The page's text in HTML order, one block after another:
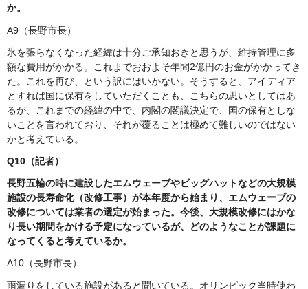
か。
A9（長野市長）
氷を張らなくなった経緯は十分ご承知おきと思うが、維持管理に多
額な費用がかかる。これまでおおよそ年間2億円のお金がかかってき
た。これを再び、という訳にはいかない。そうすると、アイディア
とすれば国に保有をしていただくことも、こちらの思いとしてはあ
るが、これまでの経緯の中で、内閣の閣議決定で、国の保有としな
いことを言われており、それが覆ることは極めて難しいのではない
かと考えている。
Q10（記者）
長野五輪の時に建設したエムウェーブやビッグハットなどの大規模
施設の長寿命化（改修工事）が本年度から始まり、エムウェーブの
改修については業者の選定が始まった。今後、大規模改修にはかな
り長い期間をかける予定になっているが、どのようなことが課題に
なってくると考えているか。
A10（長野市長）
雨漏りをしている施設があると聞いている。オリンピック当時使わ